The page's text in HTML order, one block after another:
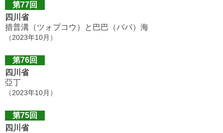
第77回
四川省
措普溝（ツォプコウ）と巴巴（ババ）海
（2023年10月）
第76回
四川省
亞丁
（2023年10月）
第75回
四川省